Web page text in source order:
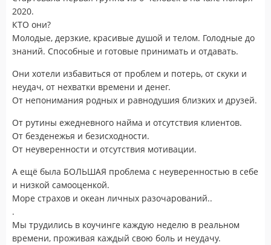
2020.
КТО они?
Молодые, дерзкие, красивые душой и телом. Голодные до
знаний. Способные и готовые принимать и отдавать.
Они хотели избавиться от проблем и потерь, от скуки и
неудач, от нехватки времени и денег.
От непонимания родных и равнодушия близких и друзей.
От рутины ежедневного найма и отсутствия клиентов.
От безденежья и безисходности.
От неуверенности и отсутствия мотивации.
А ещё была БОЛЬШАЯ проблема с неуверенностью в себе
и низкой самооценкой.
Море страхов и океан личных разочарований..
.
Мы трудились в коучинге каждую неделю в реальном
времени, проживая каждый свою боль и неудачу.